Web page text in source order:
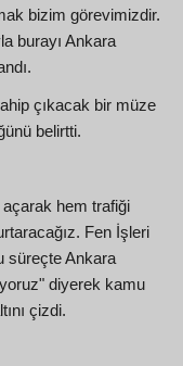
bizim görevimizdir.
burayı Ankara
çıkacak bir müze
belirtti.
açarak hem trafiği
Fen İşleri
süreçte Ankara
diyerek kamu
çizdi.